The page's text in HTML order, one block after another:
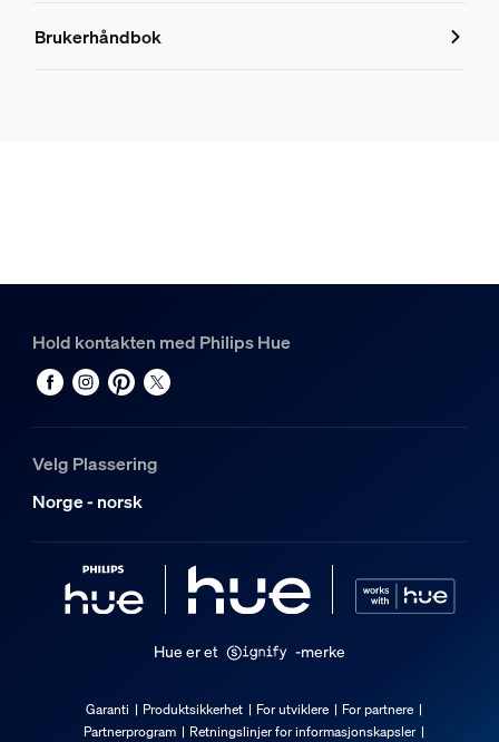
Funksjoner
Materiale
Holdbarhet
Ekstra funksjon/tilbehør følger med.
Integrert LED
2000-6500 K
Brukerhåndbok
Hold kontakten med Philips Hue
Velg Plassering
Norge - norsk
Hue er et -merke
Garanti Produktsikkerhet For utviklere
For partnere
Partnerprogram
Retningslinjer for informasjonskapsler